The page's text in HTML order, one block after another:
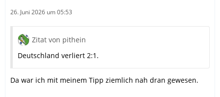
26. Juni 2026 um 05:53
Zitat von pithein
Deutschland verliert 2:1.
Da war ich mit meinem Tipp ziemlich nah dran gewesen.